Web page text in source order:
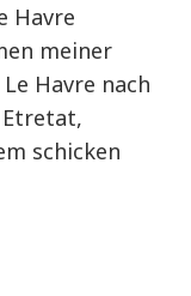
Havre
meiner
Havre nach
schicken